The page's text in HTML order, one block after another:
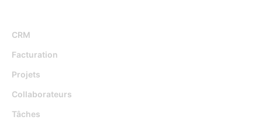
CRM
Facturation
Projets
Collaborateurs
Tâches